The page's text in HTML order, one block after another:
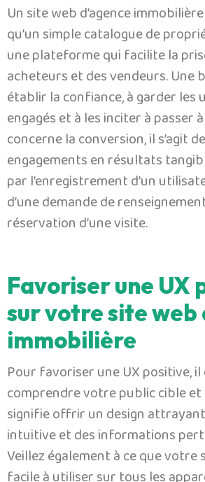
Un site web d’agence
qu’un simple catalogue de
une plateforme qui facilite la
acheteurs et des vendeurs. Une
établir la confiance, à garder
engagés et à les inciter à passer
concerne la conversion, il s’agit
engagements en résultats
par l’enregistrement d’un
d’une demande de
réservation d’une visite.
Favoriser une UX
sur votre site web
immobilière
Pour favoriser une UX positive,
comprendre votre public cible et
signifie offrir un design
intuitive et des informations
Veillez également à ce que